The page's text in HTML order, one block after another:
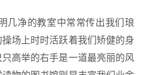
几净的教室中常常传出我们琅
场上时时活跃着我们矫健的身
高举的右手是一道最亮丽的风